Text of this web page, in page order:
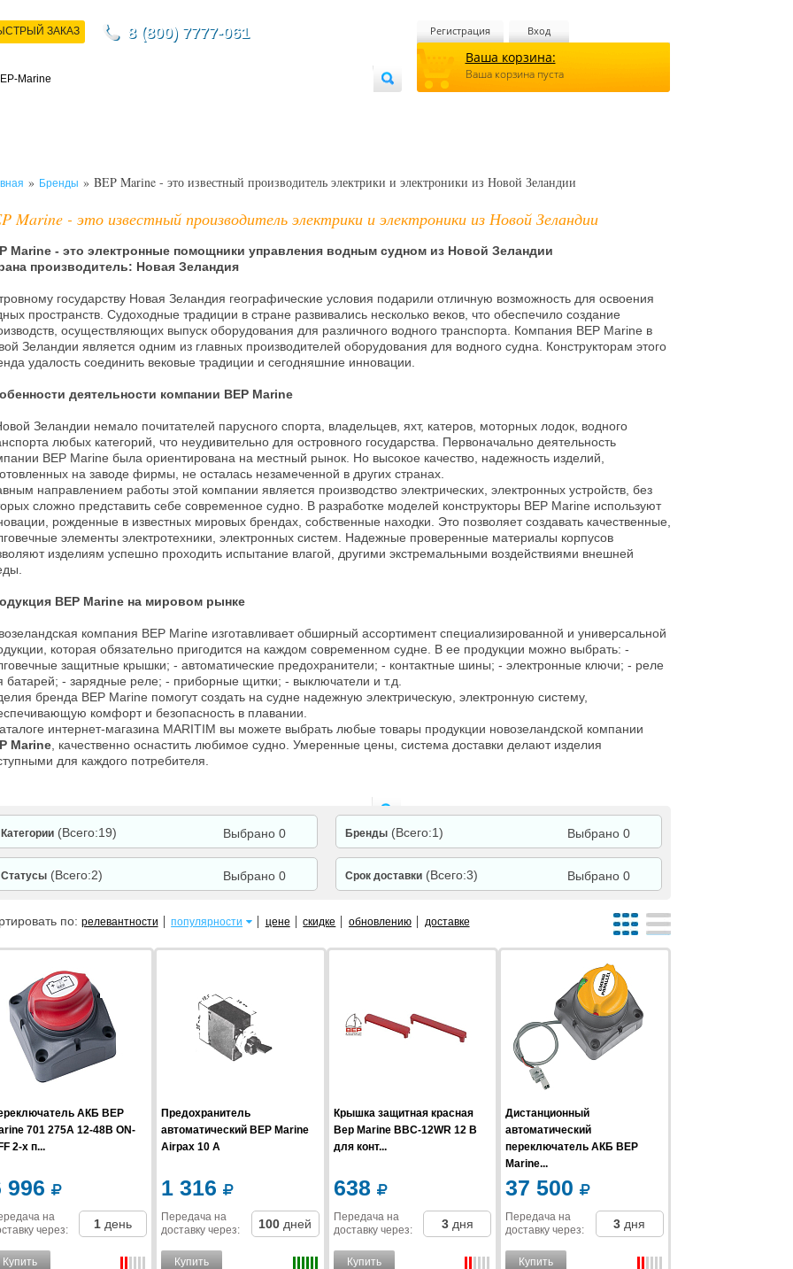
Регистрация Вход
Ваша корзина:
Ваша корзина пуста
ЗАКАЗ 8 (800) 7777-061
» Бренды » BEP Marine - это известный производитель электрики и электроники из Новой Зеландии
Marine - это известный производитель электрики и электроники из Новой Зеландии
Marine - это электронные помощники управления водным судном из Новой Зеландии
производитель: Новая Зеландия
государству Новая Зеландия географические условия подарили отличную возможность для освоения
пространств. Судоходные традиции в стране развивались несколько веков, что обеспечило создание
осуществляющих выпуск оборудования для различного водного транспорта. Компания BEP Marine в
Зеландии является одним из главных производителей оборудования для водного судна. Конструкторам этого
удалость соединить вековые традиции и сегодняшние инновации.
деятельности компании BEP Marine
Зеландии немало почитателей парусного спорта, владельцев, яхт, катеров, моторных лодок, водного
любых категорий, что неудивительно для островного государства. Первоначально деятельность
BEP Marine была ориентирована на местный рынок. Но высокое качество, надежность изделий,
на заводе фирмы, не осталась незамеченной в других странах.
направлением работы этой компании является производство электрических, электронных устройств, без
сложно представить себе современное судно. В разработке моделей конструкторы BEP Marine используют
рожденные в известных мировых брендах, собственные находки. Это позволяет создавать качественные,
элементы электротехники, электронных систем. Надежные проверенные материалы корпусов
изделиям успешно проходить испытание влагой, другими экстремальными воздействиями внешней
BEP Marine на мировом рынке
компания BEP Marine изготавливает обширный ассортимент специализированной и универсальной
которая обязательно пригодится на каждом современном судне. В ее продукции можно выбрать: -
защитные крышки; - автоматические предохранители; - контактные шины; - электронные ключи; - реле
батарей; - зарядные реле; - приборные щитки; - выключатели и т.д.
бренда BEP Marine помогут создать на судне надежную электрическую, электронную систему,
комфорт и безопасность в плавании.
интернет-магазина MARITIM вы можете выбрать любые товары продукции новозеландской компании
Marine, качественно оснастить любимое судно. Умеренные цены, система доставки делают изделия
для каждого потребителя.
Категории (Всего:19) Выбрано 0 Бренды (Всего:1) Выбрано 0
Статусы (Всего:2) Выбрано 0 Срок доставки (Всего:3) Выбрано 0
по: релевантности популярности цене скидке обновлению доставке
АКБ BEP
701 275А 12-48В ON-
2-х п...
996
на
через: 1 день
Купить
Предохранитель
автоматический BEP Marine
Airpax 10 А
1 316
Передача на
доставку через: 100 дней
Купить
Крышка защитная красная
Bep Marine BBC-12WR 12 В
для конт...
638
Передача на
доставкучерез: 3 дня
Купить
Дистанционный
автоматический
переключатель АКБ BEP
Marine...
37 500
Передача на
доставку через: 3 дня
Купить